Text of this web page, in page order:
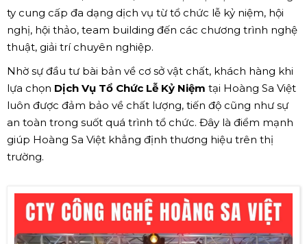
ty cung cấp đa dạng dịch vụ từ tổ chức lễ kỷ niệm, hội
nghị, hội thảo, team building đến các chương trình nghệ
thuật, giải trí chuyên nghiệp.
Nhờ sự đầu tư bài bản về cơ sở vật chất, khách hàng khi
lựa chọn Dịch Vụ Tổ Chức Lễ Kỷ Niệm tại Hoàng Sa Việt
luôn được đảm bảo về chất lượng, tiến độ cũng như sự
an toàn trong suốt quá trình tổ chức. Đây là điểm mạnh
giúp Hoàng Sa Việt khẳng định thương hiệu trên thị
trường.